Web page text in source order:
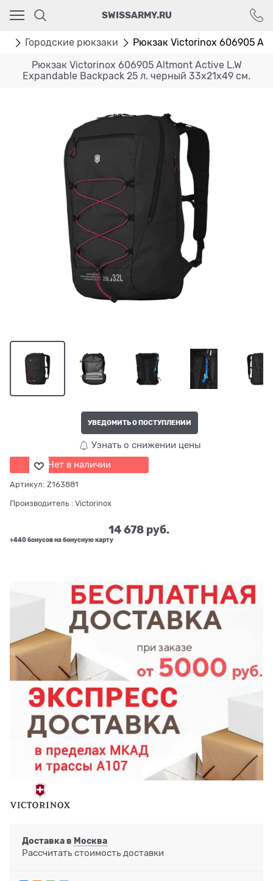
SWISSARMY.RU
Городские рюкзаки Рюкзак Victorinox 606905
Рюкзак Victorinox 606905 Altmont Active L.W
Expandable Backpack 25 л. черный 33x21x49 см.
УВЕДОМИТЬ О ПОСТУПЛЕНИИ
Узнать о снижении цены
Нет в наличии
Артикул: Z163881
Производитель : Victorinox
14 678 руб.
+440 бонусов на бонусную карту
Доставка в Москва
Рассчитать стоимость доставки
Ваш город - Москва,
угадали?
ДА НЕТ